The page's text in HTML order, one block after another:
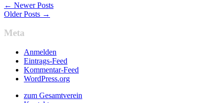
← Newer Posts
Older Posts →
Meta
Anmelden
Eintrags-Feed
Kommentar-Feed
WordPress.org
zum Gesamtverein